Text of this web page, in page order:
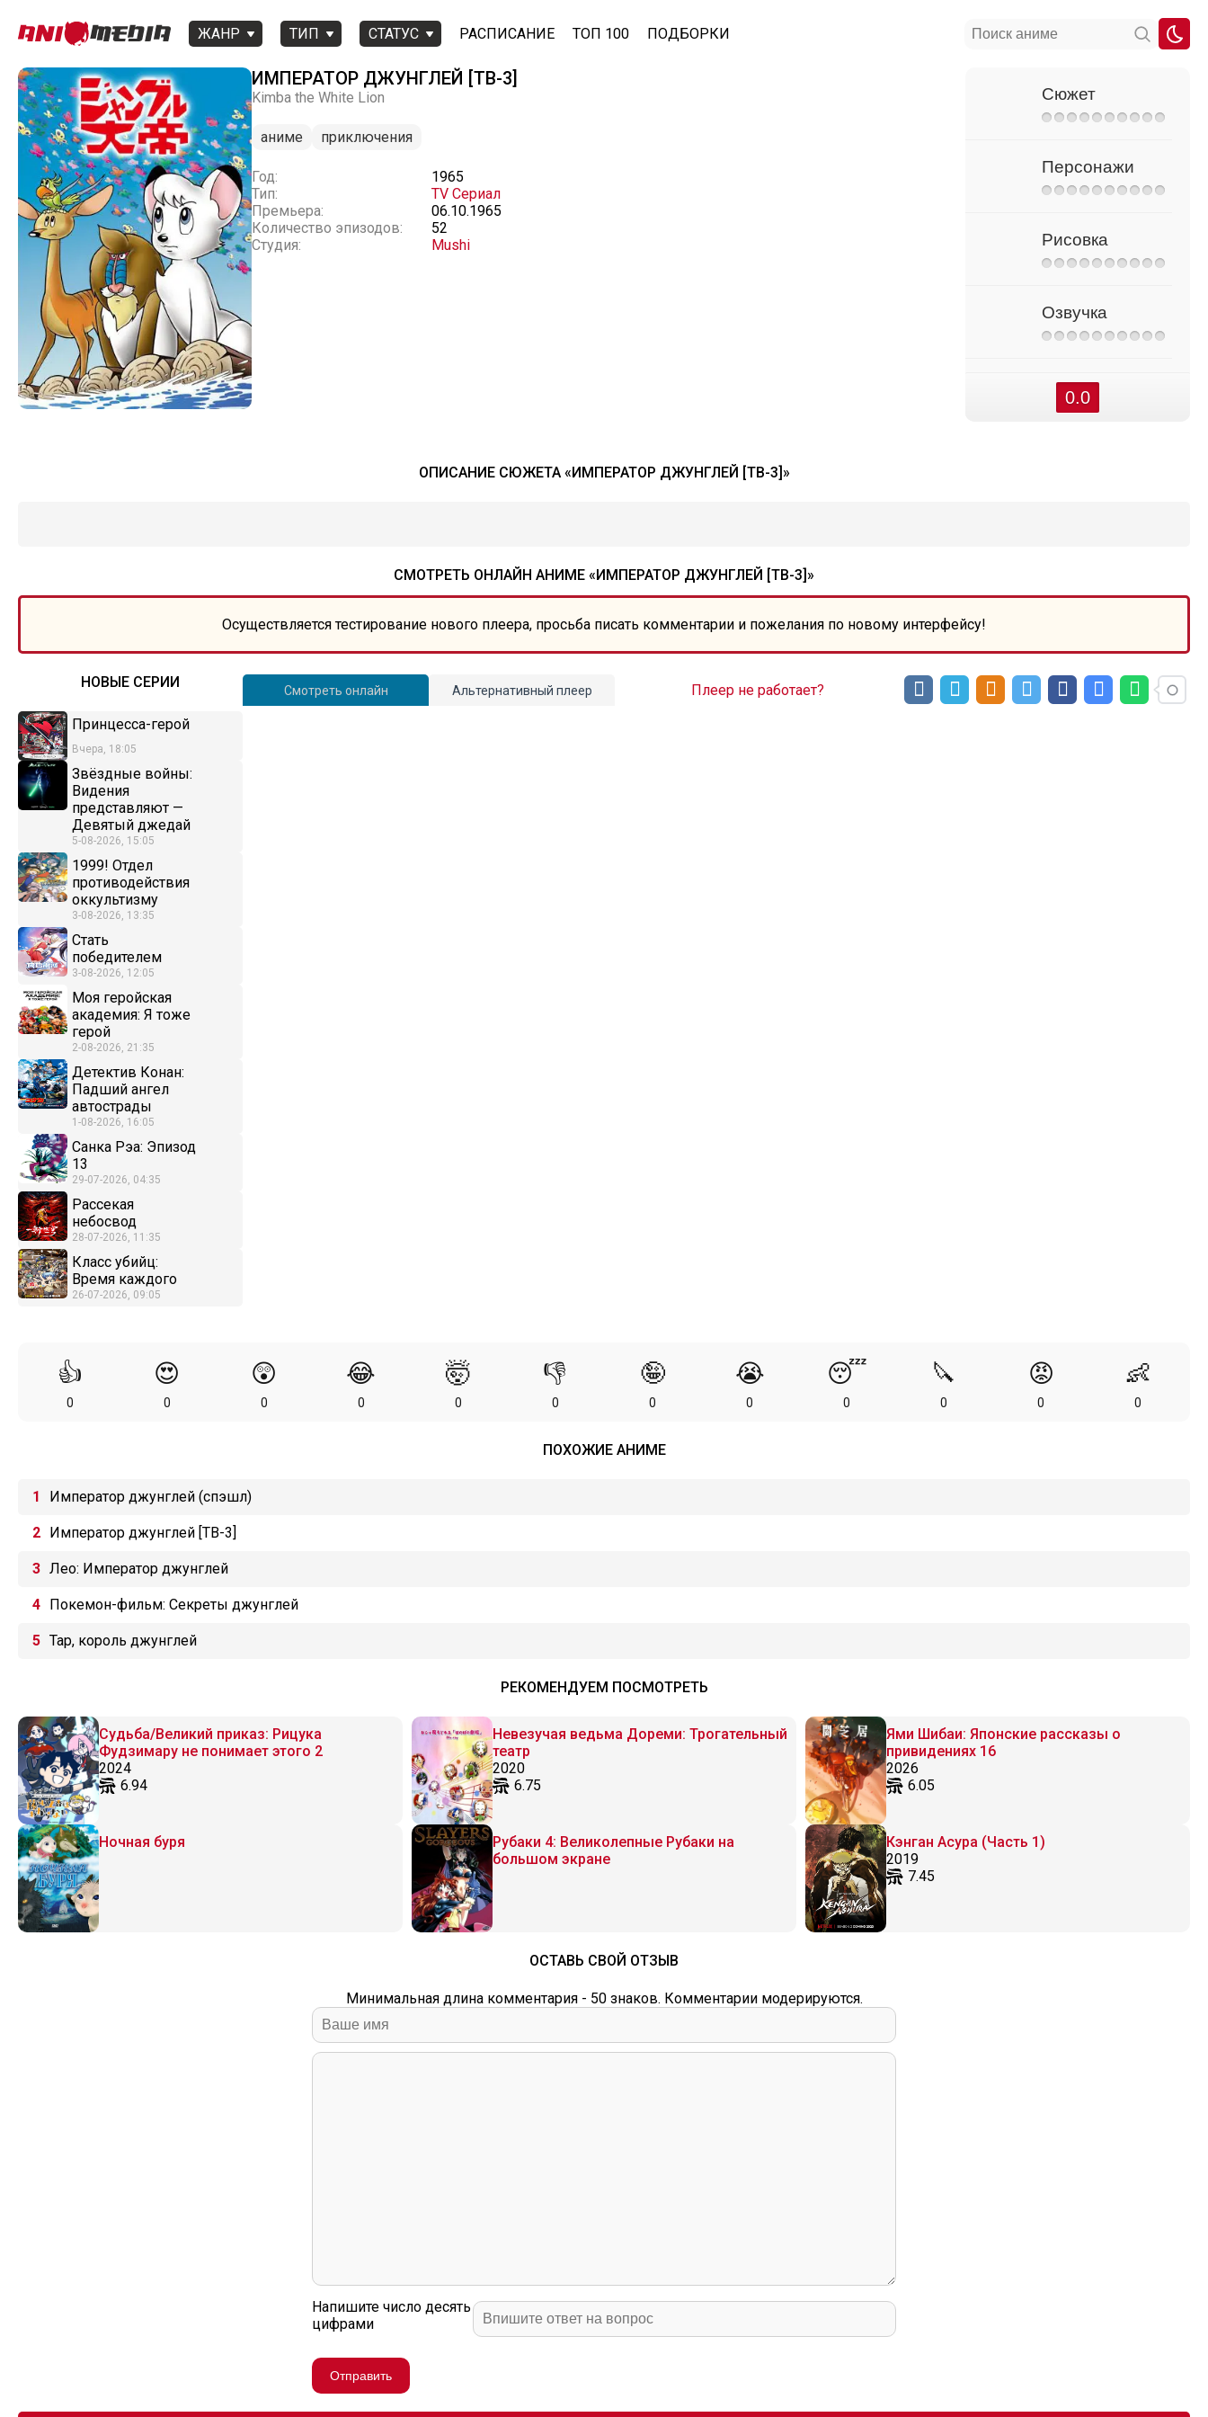
ЖАНР ТИП СТАТУС РАСПИСАНИЕ ТОП 100 ПОДБОРКИ
ИМПЕРАТОР ДЖУНГЛЕЙ [ТВ-3]
Kimba the White Lion
аниме приключения
Год:
1965
Тип:
TV Сериал
Премьера:
06.10.1965
Количество эпизодов:
52
Студия:
Mushi
Сюжет
Персонажи
Рисовка
Озвучка
0.0
ОПИСАНИЕ СЮЖЕТА «ИМПЕРАТОР ДЖУНГЛЕЙ [ТВ-3]»
СМОТРЕТЬ ОНЛАЙН АНИМЕ «ИМПЕРАТОР ДЖУНГЛЕЙ [ТВ-3]»
Осуществляется тестирование нового плеера, просьба писать комментарии и пожелания по новому интерфейсу!
НОВЫЕ СЕРИИ
Принцесса-герой
Вчера, 18:05
Звёздные войны:
Видения
представляют —
Девятый джедай
5-08-2026, 15:05
1999! Отдел
противодействия
оккультизму
3-08-2026, 13:35
Стать
победителем
3-08-2026, 12:05
Моя геройская
академия: Я тоже
герой
2-08-2026, 21:35
Детектив Конан:
Падший ангел
автострады
1-08-2026, 16:05
Санка Рэа: Эпизод
13
29-07-2026, 04:35
Рассекая
небосвод
28-07-2026, 11:35
Класс убийц:
Время каждого
26-07-2026, 09:05
Смотреть онлайн Альтернативный плеер Плеер не работает?
👍
0
😍
0
😲
0
😂
0
🤯
0
👎
0
🤪
0
😭
0
😴
0
🔪
0
😡
0
👶
0
ПОХОЖИЕ АНИМЕ
Император джунглей (спэшл)
Император джунглей [ТВ-3]
Лео: Император джунглей
Покемон-фильм: Секреты джунглей
Тар, король джунглей
РЕКОМЕНДУЕМ ПОСМОТРЕТЬ
Судьба/Великий приказ: Рицука
Фудзимару не понимает этого 2
2024
6.94
Невезучая ведьма Дореми: Трогательный
театр
2020
6.75
Ями Шибаи: Японские рассказы о
привидениях 16
2026
6.05
Ночная буря
Рубаки 4: Великолепные Рубаки на
большом экране
Кэнган Асура (Часть 1)
2019
7.45
ОСТАВЬ СВОЙ ОТЗЫВ
Минимальная длина комментария - 50 знаков. Комментарии модерируются.
Напишите число десять
цифрами
Отправить